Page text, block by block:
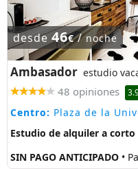
desde46€/noche
Ambasador estudio
48 opiniones
Centro: Plaza de la
Estudio de alquiler a corto
SIN PAGO ANTICIPADO •